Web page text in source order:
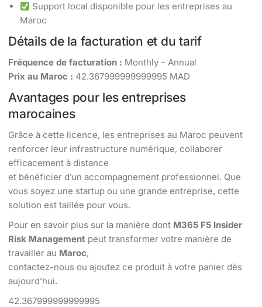
Support local disponible pour les entreprises au
Maroc
Détails de la facturation et du tarif
Fréquence de facturation : Monthly – Annual
Prix au Maroc : 42.367999999999995 MAD
Avantages pour les entreprises
marocaines
Grâce à cette licence, les entreprises au Maroc peuvent
renforcer leur infrastructure numérique, collaborer
efficacement à distance
et bénéficier d’un accompagnement professionnel. Que
vous soyez une startup ou une grande entreprise, cette
solution est taillée pour vous.
Pour en savoir plus sur la manière dont M365 F5 Insider
Risk Management peut transformer votre manière de
travailler au Maroc,
contactez-nous ou ajoutez ce produit à votre panier dès
aujourd’hui.
42.367999999999995